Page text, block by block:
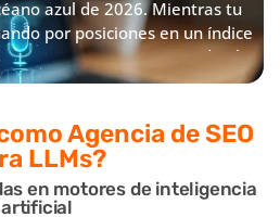
la IA ignore tu marca o,
peor aún, genere
«alucinaciones» erróneas
sobre tu negocio.
azul de 2026. Mientras tu
por posiciones en un índice
empresa estará ocupando el
en los nuevos motores de
Agencia de SEO
LLMs?
en motores de inteligencia
artificial